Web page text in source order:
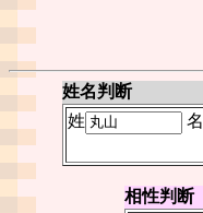
姓名判断
姓
名
相性判断